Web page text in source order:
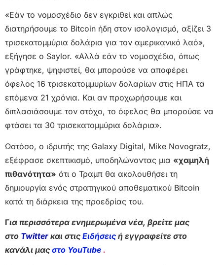
«Εάν το νομοσχέδιο δεν εγκριθεί και απλώς
διατηρήσουμε το Bitcoin ήδη στον ισολογισμό, αξίζει 3
τρισεκατομμύρια δολάρια για τον αμερικανικό λαό»,
εξήγησε ο Saylor. «Αλλά εάν το νομοσχέδιο, όπως
γράφτηκε, ψηφιστεί, θα μπορούσε να αποφέρει
όφελος 16 τρισεκατομμυρίων δολαρίων στις ΗΠΑ τα
επόμενα 21 χρόνια. Και αν προχωρήσουμε και
διπλασιάσουμε τον στόχο, το όφελος θα μπορούσε να
φτάσει τα 30 τρισεκατομμύρια δολάρια».
Ωστόσο, ο ιδρυτής της Galaxy Digital, Mike Novogratz,
εξέφρασε σκεπτικισμό, υποδηλώνοντας μια «χαμηλή
πιθανότητα» ότι ο Τραμπ θα ακολουθήσει τη
δημιουργία ενός στρατηγικού αποθεματικού Bitcoin
κατά τη διάρκεια της προεδρίας του.
Για περισσότερα ενημερωμένα νέα, βρείτε μας
στο Twitter και στις Ειδήσεις ή εγγραφείτε στο
κανάλι μας στο YouTube .